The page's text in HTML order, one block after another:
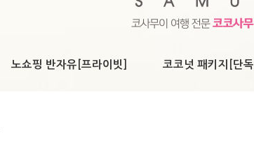
노쇼핑 반자유[프라이빗] 코코넛 패키지[단독]